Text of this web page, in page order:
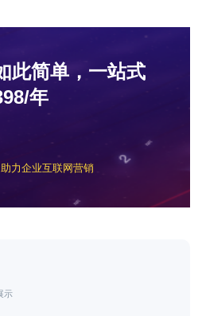
此简单，一站式
年
力企业互联网营销
示